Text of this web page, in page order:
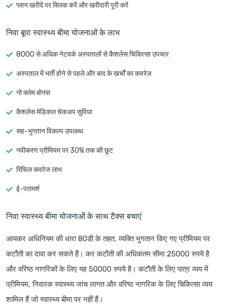
प्लान खरीदें पर क्लिक करें और खरीदारी पूरी करें
निवा बूपा स्वास्थ्य बीमा योजनाओं के लाभ
8000 से अधिक नेटवर्क अस्पतालों से कैशलेस चिकित्सा उपचार
अस्पताल में भर्ती होने से पहले और बाद के खर्चों का कवरेज
नो क्लेम बोनस
कैशलेस मेडिकल चेकअप सुविधा
सह-भुगतान विकल्प उपलब्ध
नवीकरण प्रीमियम पर 30% तक की छूट
रिफिल कवरेज लाभ
ई-परामर्श
निवा स्वास्थ्य बीमा योजनाओं के साथ टैक्स बचाएं
आयकर अधिनियम की धारा 80डी के तहत, व्यक्ति भुगतान किए गए प्रीमियम पर
कटौती का दावा कर सकते हैं। कर कटौती की अधिकतम सीमा 25000 रुपये है
और वरिष्ठ नागरिकों के लिए यह 50000 रुपये है। कटौती के लिए पात्र व्यय में
प्रीमियम, निवारक स्वास्थ्य जांच लागत और वरिष्ठ नागरिक के लिए चिकित्सा व्यय
शामिल हैं जो स्वास्थ्य बीमा पर नहीं हैं।